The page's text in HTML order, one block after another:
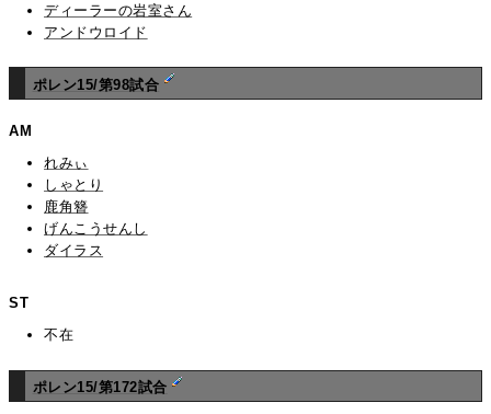
ディーラーの岩室さん
アンドウロイド
ポレン15/第98試合
AM
れみぃ
しゃとり
鹿角簪
げんこうせんし
ダイラス
ST
不在
ポレン15/第172試合